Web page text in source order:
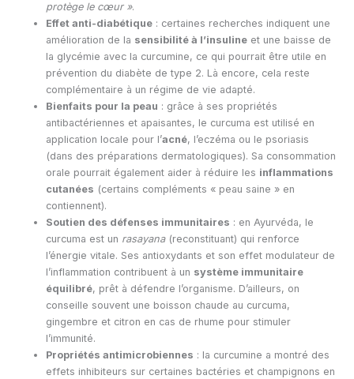
protège le cœur ».
Effet anti-diabétique : certaines recherches indiquent une
amélioration de la sensibilité à l’insuline et une baisse de
la glycémie avec la curcumine, ce qui pourrait être utile en
prévention du diabète de type 2. Là encore, cela reste
complémentaire à un régime de vie adapté.
Bienfaits pour la peau : grâce à ses propriétés
antibactériennes et apaisantes, le curcuma est utilisé en
application locale pour l’acné, l’eczéma ou le psoriasis
(dans des préparations dermatologiques). Sa consommation
orale pourrait également aider à réduire les inflammations
cutanées (certains compléments « peau saine » en
contiennent).
Soutien des défenses immunitaires : en Ayurvéda, le
curcuma est un rasayana(reconstituant) qui renforce
l’énergie vitale. Ses antioxydants et son effet modulateur de
l’inflammation contribuent à un système immunitaire
équilibré, prêt à défendre l’organisme. D’ailleurs, on
conseille souvent une boisson chaude au curcuma,
gingembre et citron en cas de rhume pour stimuler
l’immunité.
Propriétés antimicrobiennes : la curcumine a montré des
effets inhibiteurs sur certaines bactéries et champignons en